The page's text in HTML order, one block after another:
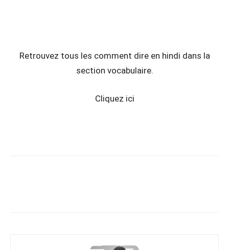
Retrouvez tous les comment dire en hindi dans la
section vocabulaire.
Cliquez ici